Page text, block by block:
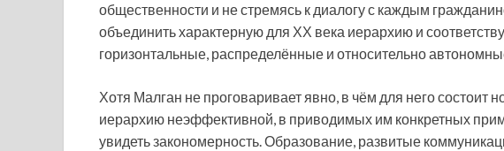
общественности и не стремясь к диалогу с каждым
объединить характерную для ХХ века иерархию и
горизонтальные, распределённые и относительно
Хотя Малган не проговаривает явно, в чём для него состоит
иерархию неэффективной, в приводимых им конкретных
увидеть закономерность. Образование, развитые